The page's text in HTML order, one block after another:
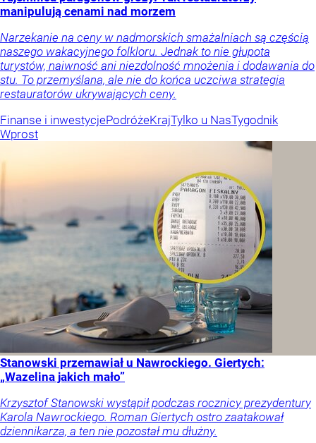
manipulują cenami nad morzem
Narzekanie na ceny w nadmorskich smażalniach są częścią
naszego wakacyjnego folkloru. Jednak to nie głupota
turystów, naiwność ani niezdolność mnożenia i dodawania do
stu. To przemyślana, ale nie do końca uczciwa strategia
restauratorów ukrywających ceny.
Finanse i inwestycjePodróżeKrajTylko u NasTygodnik
Wprost
Stanowski przemawiał u Nawrockiego. Giertych:
„Wazelina jakich mało”
Krzysztof Stanowski wystąpił podczas rocznicy prezydentury
Karola Nawrockiego. Roman Giertych ostro zaatakował
dziennikarza, a ten nie pozostał mu dłużny.